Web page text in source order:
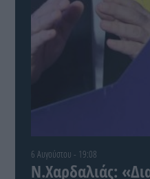
6 Αυγούστου - 19:08
Ν.Χαρδαλιάς: